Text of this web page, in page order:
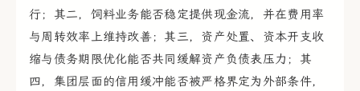
行；其二，饲料业务能否稳定提供现金流，并在费用率
与周转效率上维持改善；其三，资产处置、资本开支收
缩与债务期限优化能否共同缓解资产负债表压力；其
四，集团层面的信用缓冲能否被严格界定为外部条件，